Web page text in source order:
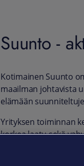
Suunto -
Kotimainen Suunto
maailman johtavista
elämään
Yrityksen toiminnan
korkea laatu sekä